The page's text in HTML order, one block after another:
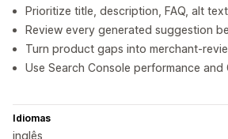
Prioritize title, description, FAQ, alt
Review every generated suggestion
Turn product gaps into merchant-
Use Search Console performance and
Idiomas
inglês